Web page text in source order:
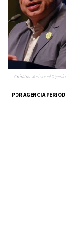
POR AGENCIA
Créditos:Red social X